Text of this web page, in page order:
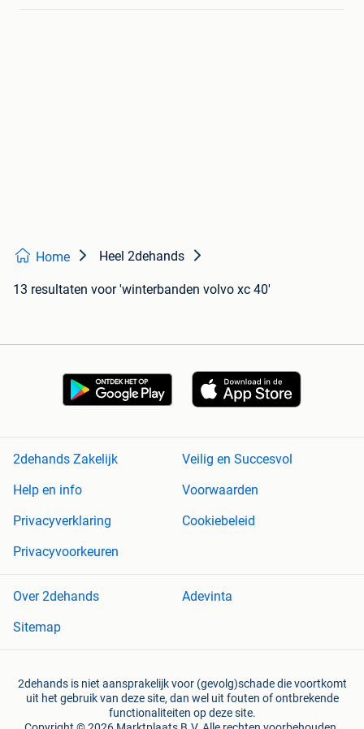
Home Heel 2dehands
13 resultaten voor 'winterbanden volvo xc 40'
2dehands Zakelijk
Veilig en Succesvol
Help en info
Voorwaarden
Privacyverklaring
Cookiebeleid
Privacyvoorkeuren
Over 2dehands
Adevinta
Sitemap
2dehands is niet aansprakelijk voor (gevolg)schade die voortkomt
uit het gebruik van deze site, dan wel uit fouten of ontbrekende
functionaliteiten op deze site.